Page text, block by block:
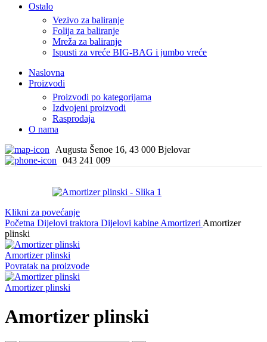
Ostalo
Vezivo za baliranje
Folija za baliranje
Mreža za baliranje
Ispusti za vreće BIG-BAG i jumbo vreće
Naslovna
Proizvodi
Proizvodi po kategorijama
Izdvojeni proizvodi
Rasprodaja
O nama
Augusta Šenoe 16, 43 000 Bjelovar
043 241 009
Klikni za povećanje
Početna Dijelovi traktora Dijelovi kabine Amortizeri Amortizer
plinski
Amortizer plinski
Povratak na proizvode
Amortizer plinski
Amortizer plinski